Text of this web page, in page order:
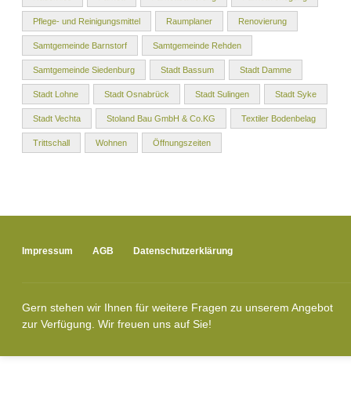
Pflege- und Reinigungsmittel Raumplaner Renovierung
Samtgemeinde Barnstorf Samtgemeinde Rehden
Samtgemeinde Siedenburg Stadt Bassum Stadt Damme
Stadt Lohne Stadt Osnabrück Stadt Sulingen Stadt Syke
Stadt Vechta Stoland Bau GmbH & Co.KG Textiler Bodenbelag
Trittschall Wohnen Öffnungszeiten
Impressum AGB Datenschutzerklärung
Gern stehen wir Ihnen für weitere Fragen zu unserem Angebot
zur Verfügung. Wir freuen uns auf Sie!